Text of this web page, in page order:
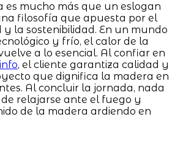
es mucho más que un eslogan
filosofía que apuesta por el
la sostenibilidad. En un mundo
y frío, el calor de la
a lo esencial. Al confiar en
, el cliente garantiza calidad y
que dignifica la madera en
Al concluir la jornada, nada
relajarse ante el fuego y
de la madera ardiendo en